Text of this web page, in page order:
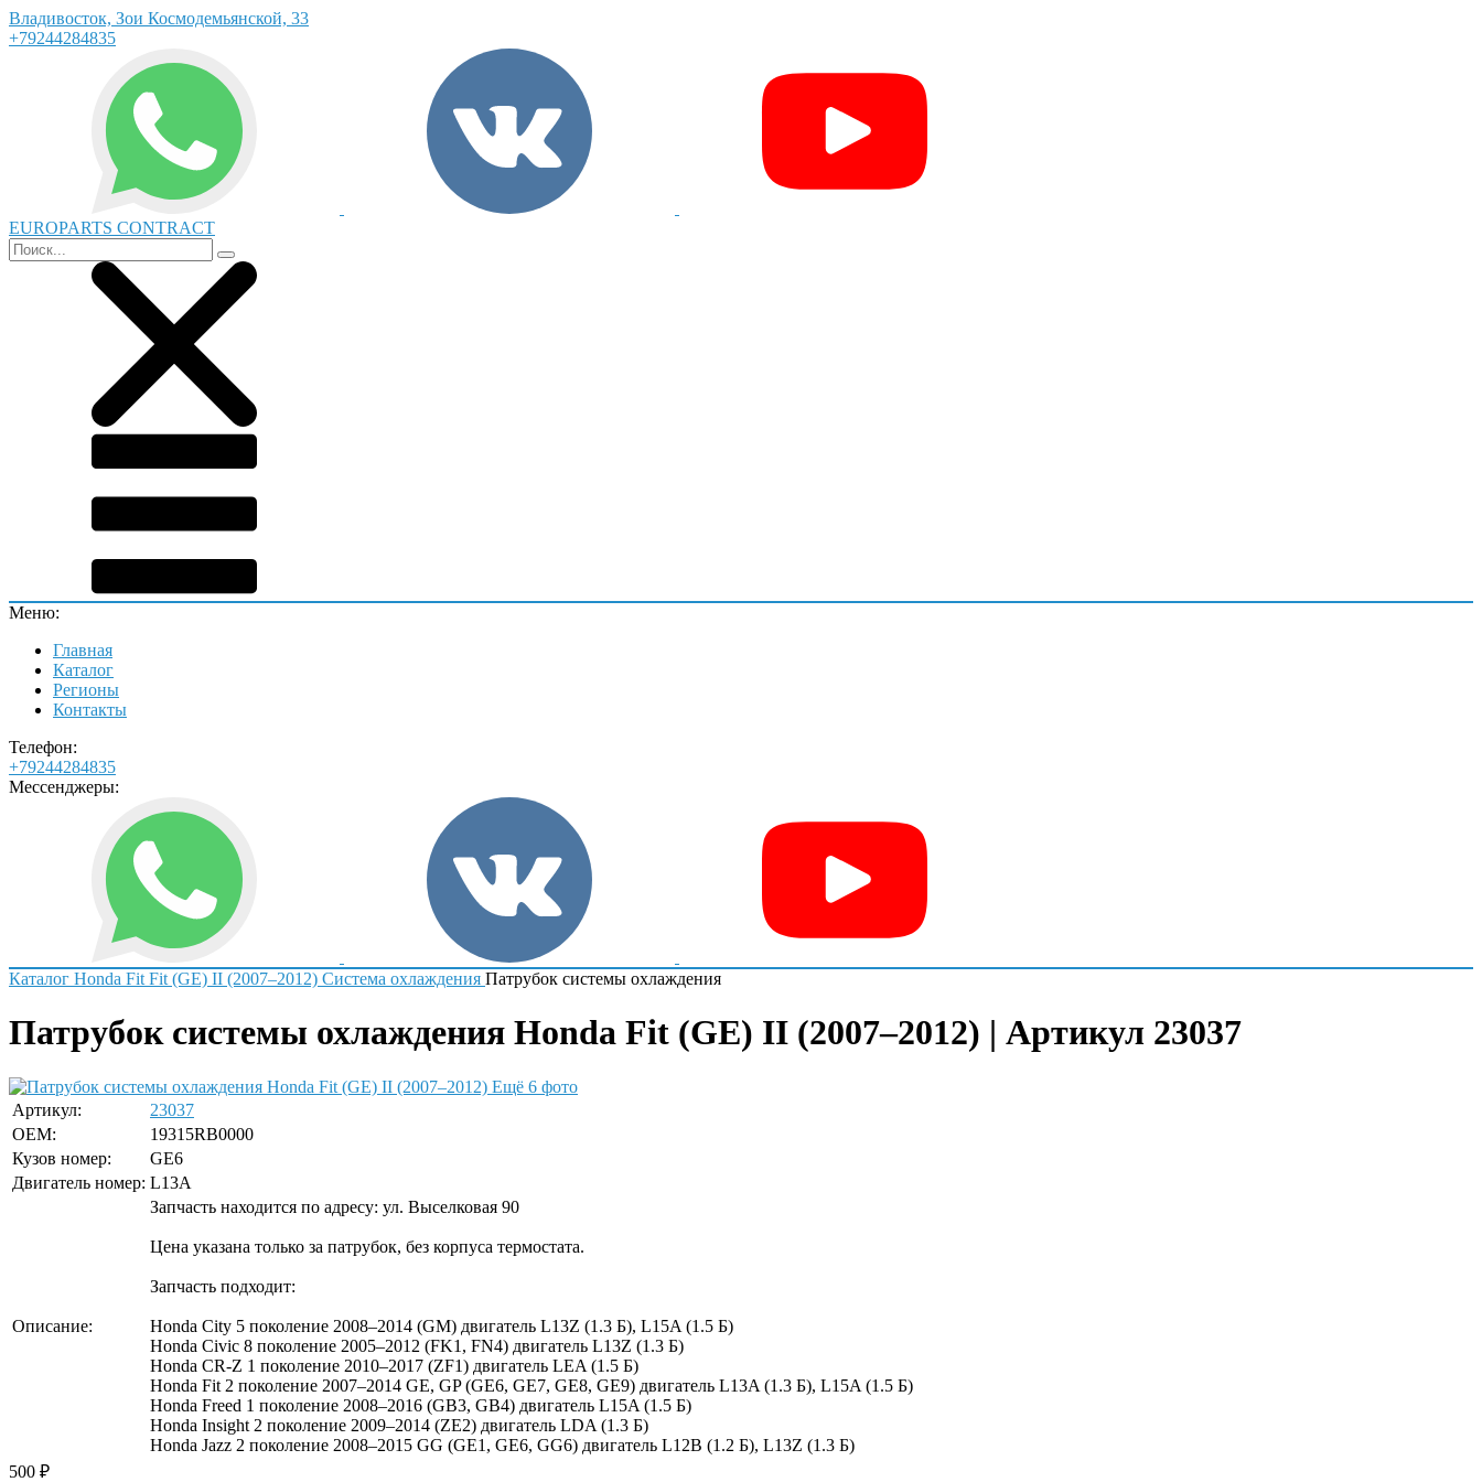
Владивосток, Зои Космодемьянской, 33
+79244284835
EUROPARTS CONTRACT
Меню:
Главная
Каталог
Регионы
Контакты
Телефон:
+79244284835
Мессенджеры:
Каталог Honda Fit Fit (GE) II (2007–2012) Система охлаждения Патрубок системы охлаждения
Патрубок системы охлаждения Honda Fit (GE) II (2007–2012) | Артикул 23037
Ещё 6 фото
Артикул:
23037
OEM:
19315RB0000
Кузов номер:
GE6
Двигатель номер: L13A
Описание:
Запчасть находится по адресу: ул. Выселковая 90
Цена указана только за патрубок, без корпуса термостата.
Запчасть подходит:
Honda City 5 поколение 2008–2014 (GM) двигатель L13Z (1.3 Б), L15A (1.5 Б)
Honda Civic 8 поколение 2005–2012 (FK1, FN4) двигатель L13Z (1.3 Б)
Honda CR-Z 1 поколение 2010–2017 (ZF1) двигатель LEA (1.5 Б)
Honda Fit 2 поколение 2007–2014 GE, GP (GE6, GE7, GE8, GE9) двигатель L13A (1.3 Б), L15A (1.5 Б)
Honda Freed 1 поколение 2008–2016 (GB3, GB4) двигатель L15A (1.5 Б)
Honda Insight 2 поколение 2009–2014 (ZE2) двигатель LDA (1.3 Б)
Honda Jazz 2 поколение 2008–2015 GG (GE1, GE6, GG6) двигатель L12B (1.2 Б), L13Z (1.3 Б)
500 ₽